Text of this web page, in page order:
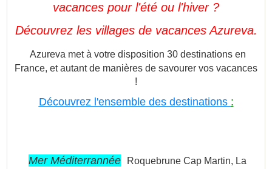
vacances pour l'été ou l'hiver ?
Découvrez les villages de vacances Azureva.
Azureva met à votre disposition 30 destinations en
France, et autant de manières de savourer vos vacances
!
Découvrez l'ensemble des destinations :
Mer Méditerrannée
Roquebrune Cap Martin, La